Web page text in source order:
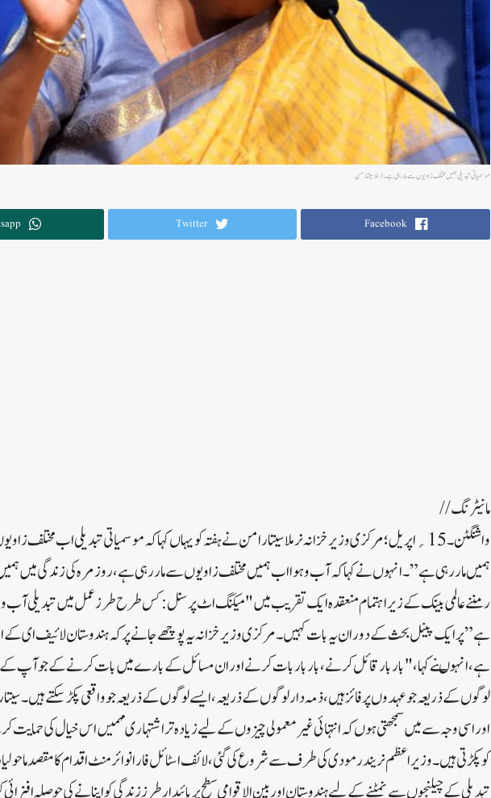
موسمیاتی تبدیلی ہمیں مختلف زاویوں سے مار رہی ہے۔ نرملا سیتارمن
Facebook
Twitter
مانیٹرنگ//
واشنگٹن ۔15؍ اپریل؛ مرکزی وزیر خزانہ نرملا سیتارامن نے ہفتہ کو یہاں کہا کہ موسمیاتی تبدیلی اب
ہمیں مار رہی ہے”۔ انہوں نے کہا کہ آب و ہوا اب ہمیں مختلف زاویوں سے مار رہی ہے، روزمرہ کی زندگی میں
رمننے عالمی بینک کے زیر اہتمام منعقدہ ایک تقریب میں "میکنگ اٹ پرسنل: کس طرح طرز عمل میں تبدیلی آب و
ہے” پر ایک پینل بحث کے دوران یہ بات کہیں۔ مرکزی وزیر خزانہ یہ پوچھے جانے پر کہ ہندوستان لائیف ای
ہے، انہوںنے کہا، "بار بار قائل کرنے، بار بار بات کرنے اور ان مسائل کے بارے میں بات کرنے کے جو آپ کے
لوگوں کے ذریعہ جو عہدوں پر فائز ہیں، ذمہ دار لوگوں کے ذریعہ، ایسے لوگوں کے ذریعہ جو واقعی پکڑ سکتے ہیں۔
اور اسی وجہ سے میں سمجھتی ہوں کہ انتہائی غیرمعمولی چیزوں کے لیے زیادہ تر اشتہاری مہمیں اس خیال کی
کو پکڑتی ہیں۔ وزیر اعظم نریندر مودی کی طرف سے شروع کی گئی، لائف اسٹائل فار انوائرمنٹ اقدام کا مقصد
تبدیلی کے چیلنجوں سے نمٹنے کے لیے ہندوستان اور بین الاقوامی سطح پر پائیدار طرز زندگی کو اپنانے کی حوصلہ افزائی